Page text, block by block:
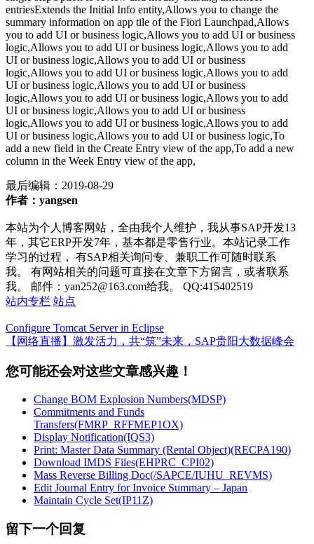
entriesExtends the Initial Info entity,Allows you to change the
summary information on app tile of the Fiori Launchpad,Allows
you to add UI or business logic,Allows you to add UI or business
logic,Allows you to add UI or business logic,Allows you to add
UI or business logic,Allows you to add UI or business
logic,Allows you to add UI or business logic,Allows you to add
UI or business logic,Allows you to add UI or business
logic,Allows you to add UI or business logic,Allows you to add
UI or business logic,Allows you to add UI or business
logic,Allows you to add UI or business logic,Allows you to add
UI or business logic,Allows you to add UI or business logic,To
add a new field in the Create Entry view of the app,To add a new
column in the Week Entry view of the app,
最后编辑： 2019-08-29
作者：yangsen
本站为个人博客网站，全由我个人维护，我从事SAP开发13
年，其它ERP开发7年，基本都是零售行业。本站记录工作
学习的过程， 有SAP相关询问专、兼职工作可随时联系
我。 有网站相关的问题可直接在文章下方留言，或者联系
我。 邮件：yan252@163.com给我。 QQ:415402519
站内专栏 站点
Configure Tomcat Server in Eclipse
【网络直播】激发活力，共“筑”未来，SAP贵阳大数据峰会
您可能还会对这些文章感兴趣！
Change BOM Explosion Numbers(MDSP)
Commitments and Funds
Transfers(FMRP_RFFMEP1OX)
Display Notification(IQS3)
Print: Master Data Summary (Rental Object)(RECPA190)
Download IMDS Files(EHPRC_CPI02)
Mass Reverse Billing Doc(/SAPCE/IUHU_REVMS)
Edit Journal Entry for Invoice Summary – Japan
Maintain Cycle Set(IP11Z)
留下一个回复